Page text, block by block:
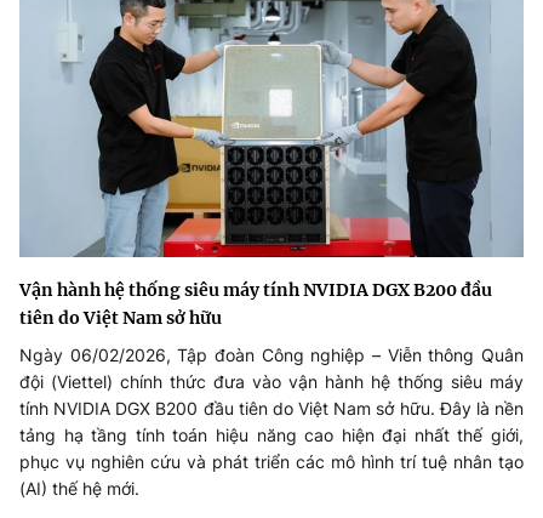
Vận hành hệ thống siêu máy tính NVIDIA DGX B200 đầu
tiên do Việt Nam sở hữu
Ngày 06/02/2026, Tập đoàn Công nghiệp – Viễn thông Quân
đội (Viettel) chính thức đưa vào vận hành hệ thống siêu máy
tính NVIDIA DGX B200 đầu tiên do Việt Nam sở hữu. Đây là nền
tảng hạ tầng tính toán hiệu năng cao hiện đại nhất thế giới,
phục vụ nghiên cứu và phát triển các mô hình trí tuệ nhân tạo
(AI) thế hệ mới.